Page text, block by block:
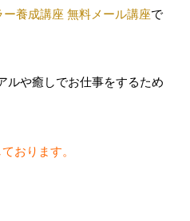
養成講座 無料メール講座で
ルや癒しでお仕事をするため
ております。